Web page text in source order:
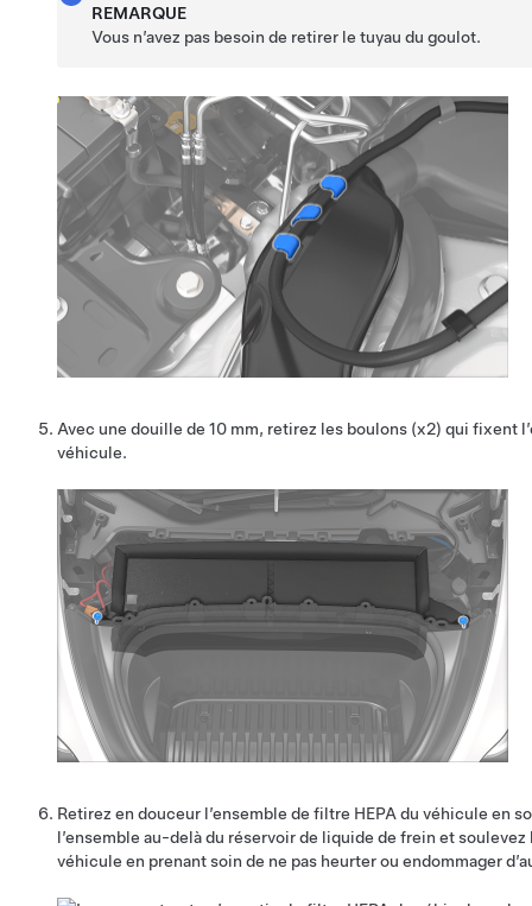
REMARQUE
Vous n’avez pas besoin de retirer le tuyau du goulot.
Avec une douille de 10 mm, retirez les boulons (x2) qui fixent
véhicule.
Retirez en douceur l’ensemble de filtre HEPA du véhicule en
l’ensemble au-delà du réservoir de liquide de frein et
véhicule en prenant soin de ne pas heurter ou endommager